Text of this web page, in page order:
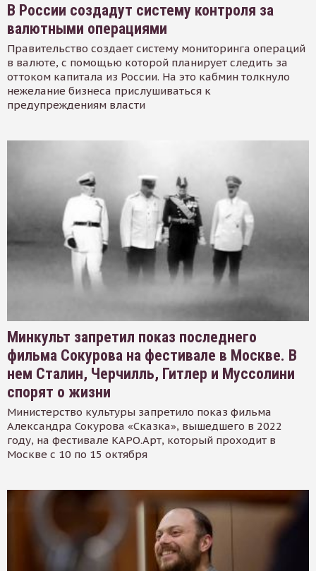
В России создадут систему контроля за
валютными операциями
Правительство создает систему мониторинга операций
в валюте, с помощью которой планирует следить за
оттоком капитала из России. На это кабмин толкнуло
нежелание бизнеса прислушиваться к
предупреждениям власти
Минкульт запретил показ последнего
фильма Сокурова на фестивале в Москве. В
нем Сталин, Черчилль, Гитлер и Муссолини
спорят о жизни
Министерство культуры запретило показ фильма
Александра Сокурова «Сказка», вышедшего в 2022
году, на фестивале КАРО.Арт, который проходит в
Москве с 10 по 15 октября